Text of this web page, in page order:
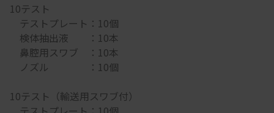
10テスト
テストプレート：10個
検体抽出液 ：10本
鼻腔用スワブ ：10本
ノズル ：10個
10テスト（輸送用スワブ付）